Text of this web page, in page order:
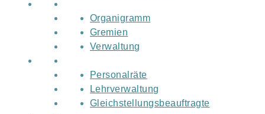
Organigramm
Gremien
Verwaltung
Personalräte
Lehrverwaltung
Gleichstellungsbeauftragte